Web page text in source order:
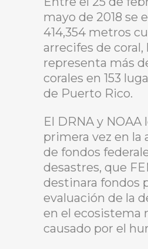
mayo de 2018 se
414,354 metros
arrecifes de coral,
representa más
corales en 153
de Puerto Rico.
El DRNA y NOAA
primera vez en la
de fondos
desastres, que
destinara fondos
evaluación de la
en el ecosistema
causado por el